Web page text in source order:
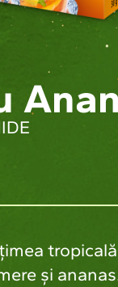
tropicală
și